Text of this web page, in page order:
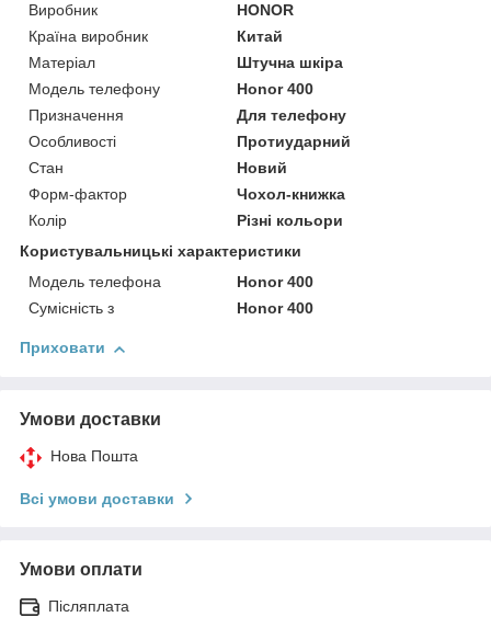
Виробник
HONOR
Країна виробник
Китай
Матеріал
Штучна шкіра
Модель телефону
Honor 400
Призначення
Для телефону
Особливості
Протиударний
Стан
Новий
Форм-фактор
Чохол-книжка
Колір
Різні кольори
Користувальницькі характеристики
Модель телефона
Honor 400
Сумісність з
Honor 400
Приховати
Умови доставки
Нова Пошта
Всі умови доставки
Умови оплати
Післяплата